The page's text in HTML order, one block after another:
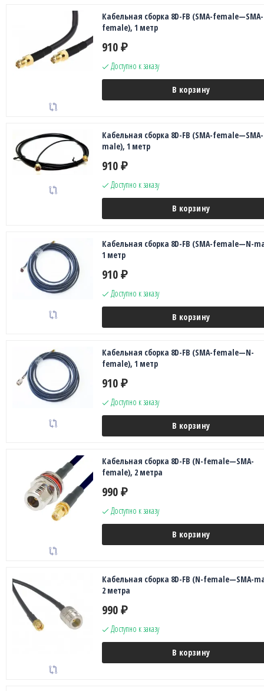
Кабельная сборка 8D-FB (SMA-female—SMA-
female), 1 метр
910 ₽
Доступно к заказу
В корзину
Кабельная сборка 8D-FB (SMA-female—SMA-
male), 1 метр
910 ₽
Доступно к заказу
В корзину
Кабельная сборка 8D-FB (SMA-female—N-
1 метр
910 ₽
Доступно к заказу
В корзину
Кабельная сборка 8D-FB (SMA-female—N-
female), 1 метр
910 ₽
Доступно к заказу
В корзину
Кабельная сборка 8D-FB (N-female—SMA-
female), 2 метра
990 ₽
Доступно к заказу
В корзину
Кабельная сборка 8D-FB (N-female—SMA-
2 метра
990 ₽
Доступно к заказу
В корзину